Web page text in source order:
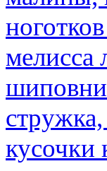
мелисса
кусочки